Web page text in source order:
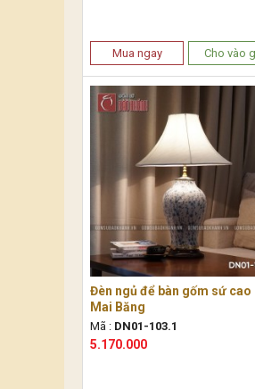
Mua ngay Cho vào
Đèn ngủ để bàn gốm sứ cao
Mai Băng
Mã : DN01-103.1
5.170.000